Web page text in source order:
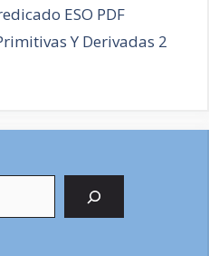
ESO PDF
Y Derivadas 2